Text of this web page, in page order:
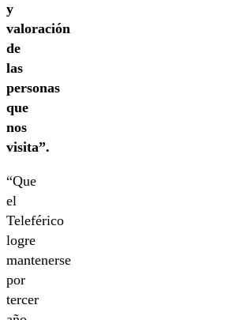
y
valoración
de
las
personas
que
nos
visita”.
“Que
el
Teleférico
logre
mantenerse
por
tercer